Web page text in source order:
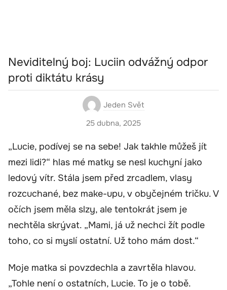
Neviditelný boj: Luciin odvážný odpor
proti diktátu krásy
Jeden Svět
25 dubna, 2025
„Lucie, podívej se na sebe! Jak takhle můžeš jít
mezi lidi?“ hlas mé matky se nesl kuchyní jako
ledový vítr. Stála jsem před zrcadlem, vlasy
rozcuchané, bez make-upu, v obyčejném tričku. V
očích jsem měla slzy, ale tentokrát jsem je
nechtěla skrývat. „Mami, já už nechci žít podle
toho, co si myslí ostatní. Už toho mám dost.“
Moje matka si povzdechla a zavrtěla hlavou.
„Tohle není o ostatních, Lucie. To je o tobě.